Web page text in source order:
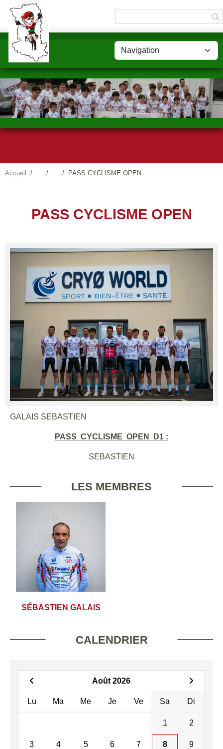
Accueil PASS CYCLISME OPEN
PASS CYCLISME OPEN
GALAIS SEBASTIEN
PASS CYCLISME OPEN D1 :
SEBASTIEN
LES MEMBRES
SÉBASTIEN GALAIS
CALENDRIER
Août 2026
Lu Ma Me Je Ve Sa Di
1 2
3 4 5 6 7 8 9
Panneau de gestion des cookies